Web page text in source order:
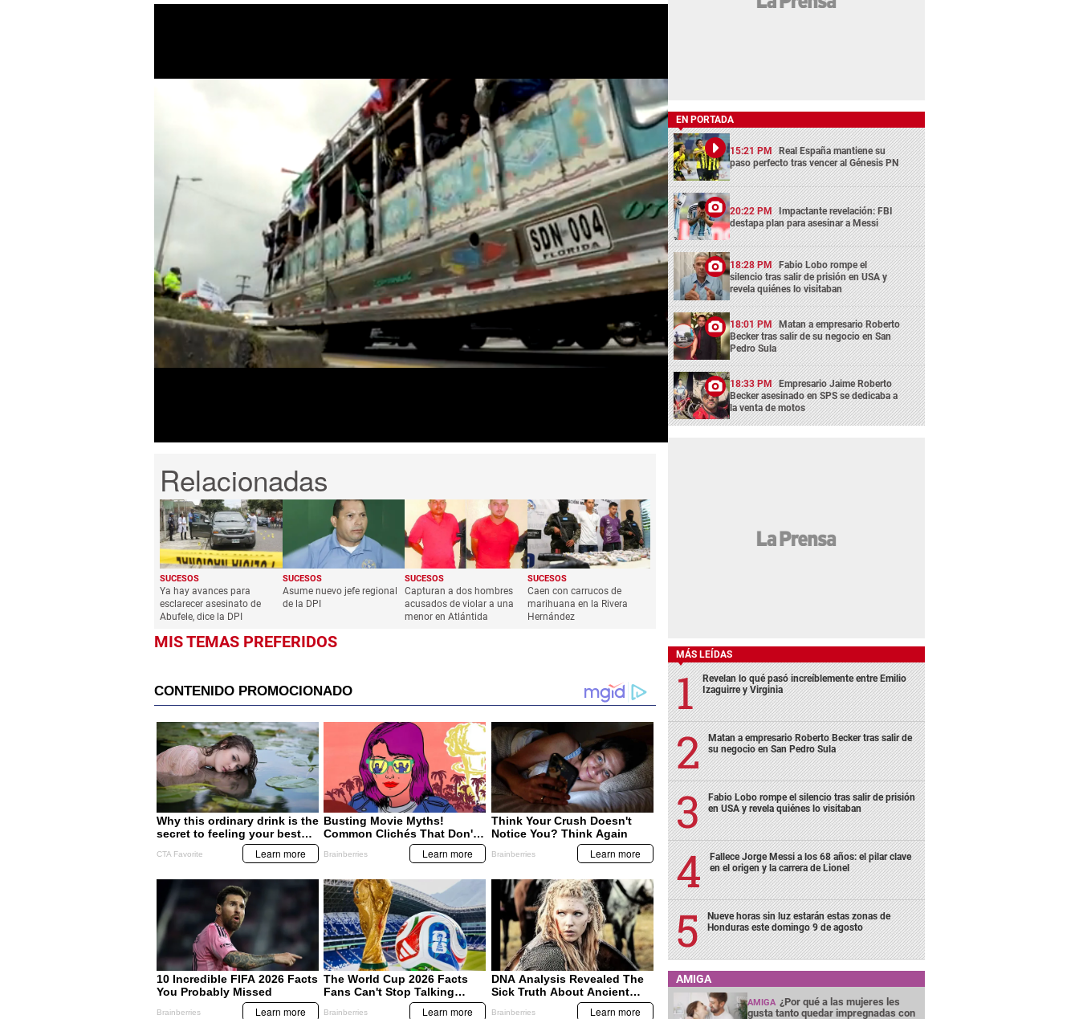
0
seconds
of
1
minute,
SUCESOS
Ya hay avances para
esclarecer asesinato de
Abufele, dice la DPI
SUCESOS
Asume nuevo jefe regional
de la DPI
SUCESOS
Capturan a dos hombres
acusados de violar a una
menor en Atlántida
SUCESOS
Caen con carrucos de
marihuana en la Rivera
Hernández
MIS TEMAS PREFERIDOS
EN PORTADA
15:21 PM Real España mantiene su
paso perfecto tras vencer al Génesis PN
20:22 PM Impactante revelación: FBI
destapa plan para asesinar a Messi
18:28 PM Fabio Lobo rompe el
silencio tras salir de prisión en USA y
revela quiénes lo visitaban
18:01 PM Matan a empresario Roberto
Becker tras salir de su negocio en San
Pedro Sula
18:33 PM Empresario Jaime Roberto
Becker asesinado en SPS se dedicaba a
la venta de motos
MÁS LEÍDAS
Revelan lo qué pasó increíblemente entre Emilio
Izaguirre y Virginia
Matan a empresario Roberto Becker tras salir de
su negocio en San Pedro Sula
Fabio Lobo rompe el silencio tras salir de prisión
en USA y revela quiénes lo visitaban
Fallece Jorge Messi a los 68 años: el pilar clave
en el origen y la carrera de Lionel
Nueve horas sin luz estarán estas zonas de
Honduras este domingo 9 de agosto
AMIGA
AMIGA ¿Por qué a las mujeres les
gusta tanto quedar impregnadas con